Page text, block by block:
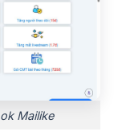
Mailike